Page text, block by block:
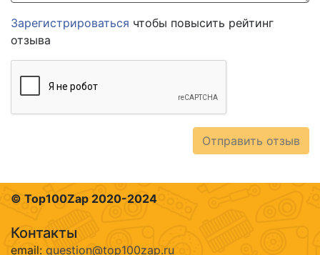
Зарегистрироваться чтобы повысить рейтинг
отзыва
Отправить отзыв
© Top100Zap 2020-2024
Контакты
email: question@top100zap.ru